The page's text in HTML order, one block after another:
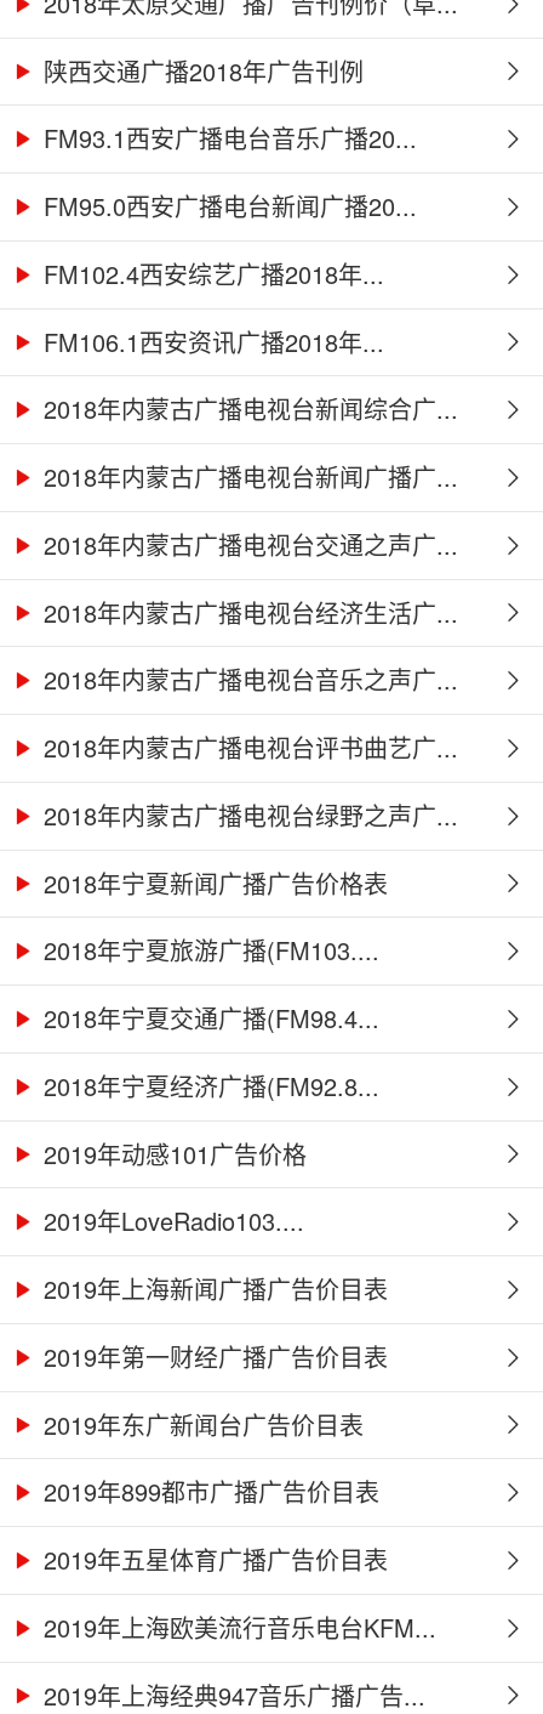
陕西交通广播2018年广告刊例
FM93.1西安广播电台音乐广播20...
FM95.0西安广播电台新闻广播20...
FM102.4西安综艺广播2018年...
FM106.1西安资讯广播2018年...
2018年内蒙古广播电视台新闻综合广...
2018年内蒙古广播电视台新闻广播广...
2018年内蒙古广播电视台交通之声广...
2018年内蒙古广播电视台经济生活广...
2018年内蒙古广播电视台音乐之声广...
2018年内蒙古广播电视台评书曲艺广...
2018年内蒙古广播电视台绿野之声广...
2018年宁夏新闻广播广告价格表
2018年宁夏旅游广播(FM103....
2018年宁夏交通广播(FM98.4...
2018年宁夏经济广播(FM92.8...
2019年动感101广告价格
2019年LoveRadio103....
2019年上海新闻广播广告价目表
2019年第一财经广播广告价目表
2019年东广新闻台广告价目表
2019年899都市广播广告价目表
2019年五星体育广播广告价目表
2019年上海欧美流行音乐电台KFM...
2019年上海经典947音乐广播广告...